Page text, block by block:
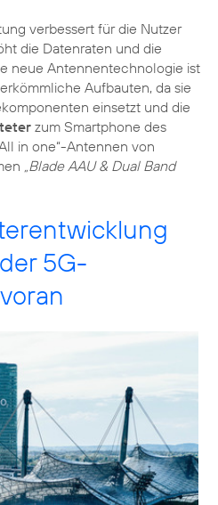
verbessert für die Nutzer
die Datenraten und die
neue Antennentechnologie ist
Aufbauten, da sie
einsetzt und die
zum Smartphone des
in one“-Antennen von
„Blade AAU & Dual Band
5G-